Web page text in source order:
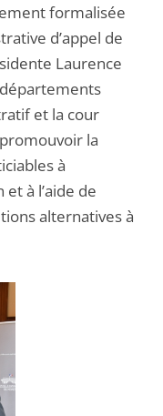
formalisée
d’appel de
Laurence
et la cour
la
à
à l’aide de
alternatives à